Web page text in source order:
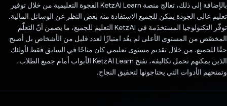
بالإضافة إلى ذلك، تعالج منصة KetzAI Learn الفجوة التعليمية من خلال توفير
تعليم عالي الجودة يمكن للجميع الاستفادة منه بغض النظر عن الوسائل المالية.
توفّر التكنولوجيا المستخدَمة في KetzAI التعليم للجميع، ما يضمن أنّ التعلّم
المخصّص من المستوى الأعلى لم يعُد امتيازًا لعدد قليل من الأشخاص بل أصبح
حقًا للجميع. من خلال تقديم مستوى تعليمي كان متاحًا في السابق فقط لأولئك
الذين يمكنهم تحمل تكاليفه، تفتح KetzAI Learn الأبواب أمام جميع الطلاب،
وتمنحهم الأدوات التي يحتاجونها لتحقيق النجاح.